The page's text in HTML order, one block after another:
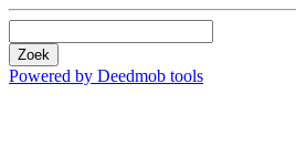
Zoek
Powered by Deedmob tools